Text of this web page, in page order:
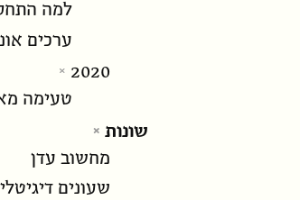
למה
ערכים
2020
טעימה
שונות
מחשוב עדן
שעונים